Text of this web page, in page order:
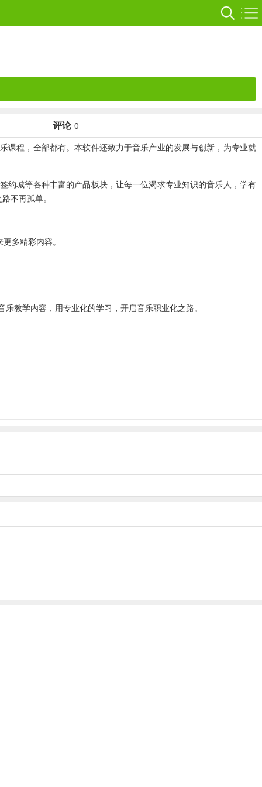
评论 0
课程，全部都有。本软件还致力于音乐产业的发展与创新，为专业就
约城等各种丰富的产品板块，让每一位渴求专业知识的音乐人，学有
不再孤单。
多精彩内容。
教学内容，用专业化的学习，开启音乐职业化之路。